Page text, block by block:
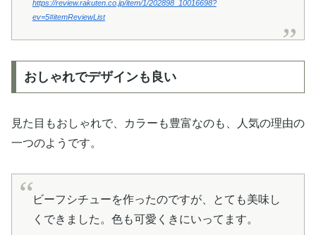
https://review.rakuten.co.jp/item/1/202898_10016698?
ev=5#itemReviewList
おしゃれでデザインも良い
見た目もおしゃれで、カラーも豊富なのも、人気の理由の
一つのようです。
ビーフシチューを作ったのですが、とても美味し
くできました。色も可愛くきにいってます。